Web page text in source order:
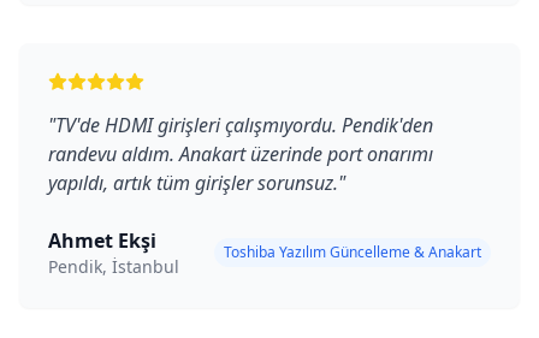
"TV'de HDMI girişleri çalışmıyordu. Pendik'den
randevu aldım. Anakart üzerinde port onarımı
yapıldı, artık tüm girişler sorunsuz."
Ahmet Ekşi
Pendik, İstanbul
Toshiba Yazılım Güncelleme & Anakart